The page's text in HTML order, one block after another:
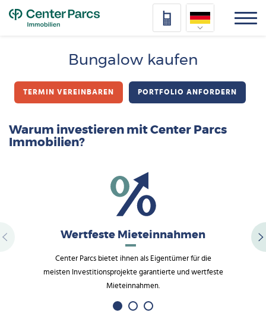
Vlaams
Bungalow kaufen
TERMIN VEREINBAREN PORTFOLIO ANFORDERN
Warum investieren mit Center Parcs
Immobilien?
Wertfeste Mieteinnahmen
Center Parcs bietet ihnen als Eigentümer für die
meisten Investitionsprojekte garantierte und wertfeste
Mieteinnahmen.